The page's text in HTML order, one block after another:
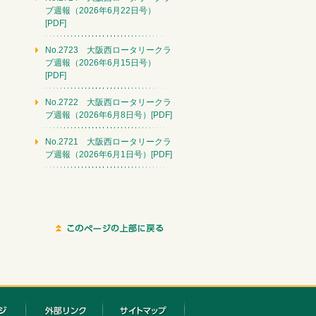
ブ週報（2026年6月22日号）
[PDF]
No.2723 大阪西ロータリークラ
ブ週報（2026年6月15日号）
[PDF]
No.2722 大阪西ロータリークラ
ブ週報（2026年6月8日号）[PDF]
No.2721 大阪西ロータリークラ
ブ週報（2026年6月1日号）[PDF]